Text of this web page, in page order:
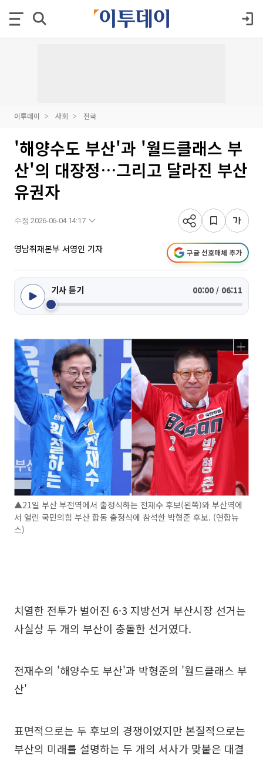
이투데이 사회 전국
'해양수도 부산'과 '월드클래스 부
산'의 대장정…그리고 달라진 부산
유권자
수정 2026-06-04 14:17
영남취재본부 서영인 기자 구글 선호매체 추가
기사 듣기 00:00 / 06:11
▲21일 부산 부전역에서 출정식하는 전재수 후보(왼쪽)와 부산역에
서 열린 국민의힘 부산 합동 출정식에 참석한 박형준 후보. (연합뉴
스)
치열한 전투가 벌어진 6·3 지방선거 부산시장 선거는
사실상 두 개의 부산이 충돌한 선거였다.
전재수의 '해양수도 부산'과 박형준의 '월드클래스 부
산'
표면적으로는 두 후보의 경쟁이었지만 본질적으로는
부산의 미래를 설명하는 두 개의 서사가 맞붙은 대결